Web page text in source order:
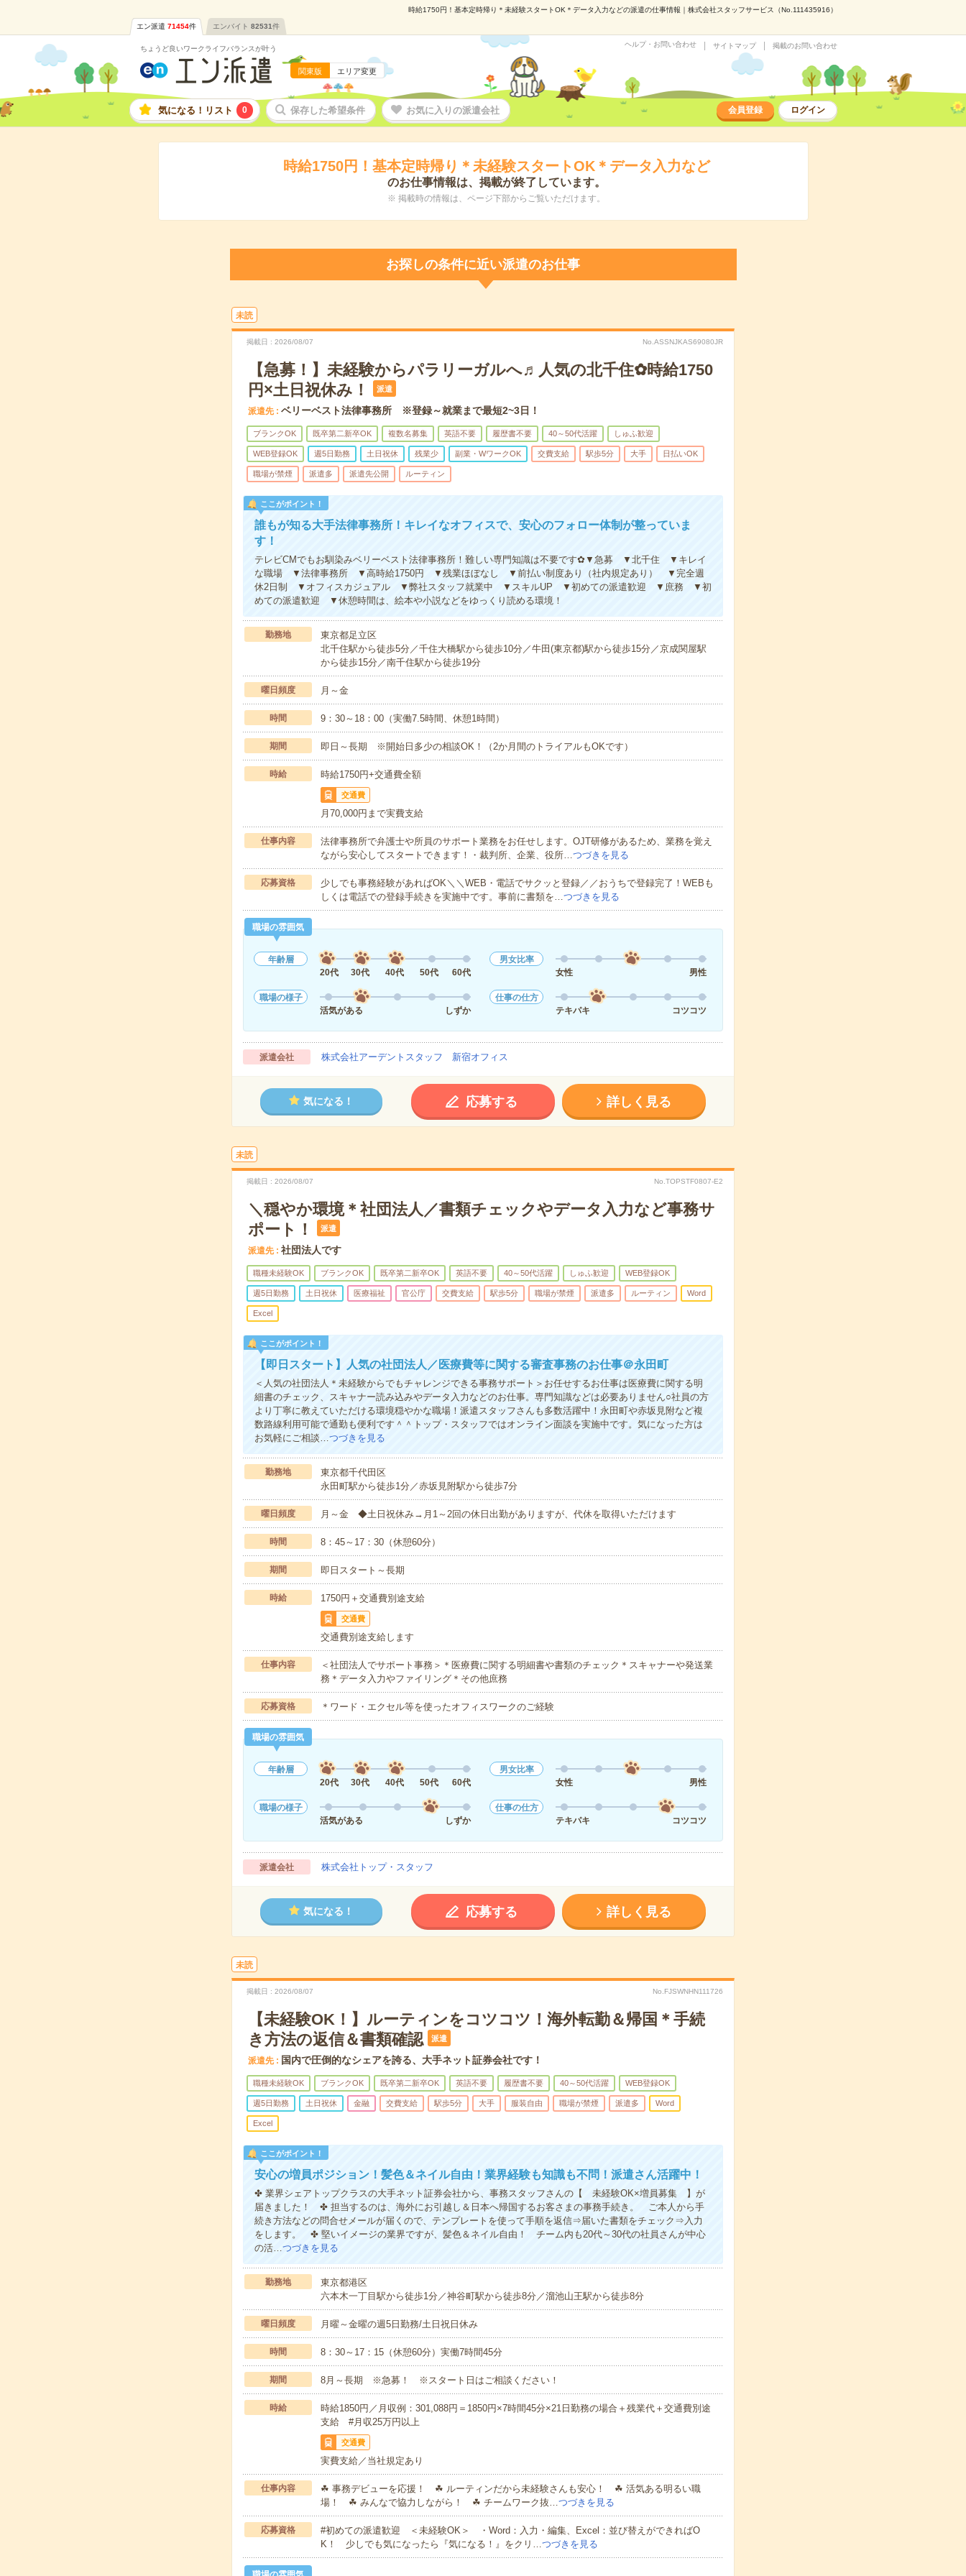
時給1750円！基本定時帰り＊未経験スタートOK＊データ入力などの派遣の仕事情報｜株式会社スタッフサービス（No.111435916）
エン派遣 71454件 エンバイト 82531件
ちょうど良いワークライフバランスが叶う
関東版 エリア変更
ヘルプ・お問い合わせ サイトマップ 掲載のお問い合わせ
気になる！リスト 0 保存した希望条件 お気に入りの派遣会社 会員登録 ログイン
時給1750円！基本定時帰り＊未経験スタートOK＊データ入力など
のお仕事情報は、掲載が終了しています。
※ 掲載時の情報は、ページ下部からご覧いただけます。
お探しの条件に近い派遣のお仕事
未読
掲載日 2026/08/07 No.ASSNJKAS69080JR
【急募！】未経験からパラリーガルへ♬人気の北千住✿時給1750
円×土日祝休み！
派遣
派遣先 ベリーベスト法律事務所 ※登録～就業まで最短2~3日！
ブランクOK 既卒第二新卒OK 複数名募集 英語不要 履歴書不要 40～50代活躍 しゅふ歓迎
WEB登録OK 週5日勤務 土日祝休 残業少 副業・WワークOK 交費支給 駅歩5分 大手 日払いOK
職場が禁煙 派遣多 派遣先公開 ルーティン
ここがポイント！
誰もが知る大手法律事務所！キレイなオフィスで、安心のフォロー体制が整っていま
す！
テレビCMでもお馴染みベリーベスト法律事務所！難しい専門知識は不要です✿▼急募 ▼北千住 ▼キレイ
な職場 ▼法律事務所 ▼高時給1750円 ▼残業ほぼなし ▼前払い制度あり（社内規定あり） ▼完全週
休2日制 ▼オフィスカジュアル ▼弊社スタッフ就業中 ▼スキルUP ▼初めての派遣歓迎 ▼庶務 ▼初
めての派遣歓迎 ▼休憩時間は、絵本や小説などをゆっくり読める環境！
勤務地
東京都足立区
北千住駅から徒歩5分／千住大橋駅から徒歩10分／牛田(東京都)駅から徒歩15分／京成関屋駅
から徒歩15分／南千住駅から徒歩19分
曜日頻度 月～金
時間 9：30～18：00（実働7.5時間、休憩1時間）
期間 即日～長期 ※開始日多少の相談OK！（2か月間のトライアルもOKです）
時給 時給1750円+交通費全額
交通費
月70,000円まで実費支給
仕事内容
法律事務所で弁護士や所員のサポート業務をお任せします。OJT研修があるため、業務を覚え
ながら安心してスタートできます！・裁判所、企業、役所…つづきを見る
応募資格
少しでも事務経験があればOK＼＼WEB・電話でサクッと登録／／おうちで登録完了！WEBも
しくは電話での登録手続きを実施中です。事前に書類を…つづきを見る
職場の雰囲気
年齢層
20代
30代 40代 50代 60代
男女比率
女性
男性
職場の様子
活気がある
しずか
仕事の仕方
テキパキ
コツコツ
派遣会社 株式会社アーデントスタッフ 新宿オフィス
気になる！ 応募する 詳しく見る
未読
掲載日 2026/08/07 No.TOPSTF0807-E2
＼穏やか環境＊社団法人／書類チェックやデータ入力など事務サ
ポート！
派遣
派遣先 社団法人です
職種未経験OK ブランクOK 既卒第二新卒OK 英語不要 40～50代活躍 しゅふ歓迎 WEB登録OK
週5日勤務 土日祝休 医療福祉 官公庁 交費支給 駅歩5分 職場が禁煙 派遣多 ルーティン Word
Excel
ここがポイント！
【即日スタート】人気の社団法人／医療費等に関する審査事務のお仕事＠永田町
＜人気の社団法人＊未経験からでもチャレンジできる事務サポート＞お任せするお仕事は医療費に関する明
細書のチェック、スキャナー読み込みやデータ入力などのお仕事。専門知識などは必要ありません○社員の方
より丁寧に教えていただける環境穏やかな職場！派遣スタッフさんも多数活躍中！永田町や赤坂見附など複
数路線利用可能で通勤も便利です＾＾トップ・スタッフではオンライン面談を実施中です。気になった方は
お気軽にご相談…つづきを見る
勤務地
東京都千代田区
永田町駅から徒歩1分／赤坂見附駅から徒歩7分
曜日頻度 月～金 ◆土日祝休み→月1～2回の休日出勤がありますが、代休を取得いただけます
時間 8：45～17：30（休憩60分）
期間 即日スタート～長期
時給 1750円＋交通費別途支給
交通費
交通費別途支給します
仕事内容
＜社団法人でサポート事務＞＊医療費に関する明細書や書類のチェック＊スキャナーや発送業
務＊データ入力やファイリング＊その他庶務
応募資格 ＊ワード・エクセル等を使ったオフィスワークのご経験
職場の雰囲気
年齢層
20代
30代 40代 50代 60代
男女比率
女性
男性
職場の様子
活気がある
しずか
仕事の仕方
テキパキ
コツコツ
派遣会社 株式会社トップ・スタッフ
気になる！ 応募する 詳しく見る
未読
掲載日 2026/08/07 No.FJSWNHN111726
【未経験OK！】ルーティンをコツコツ！海外転勤＆帰国＊手続
き方法の返信＆書類確認
派遣
派遣先 国内で圧倒的なシェアを誇る、大手ネット証券会社です！
職種未経験OK ブランクOK 既卒第二新卒OK 英語不要 履歴書不要 40～50代活躍 WEB登録OK
週5日勤務 土日祝休 金融 交費支給 駅歩5分 大手 服装自由 職場が禁煙 派遣多 Word
Excel
ここがポイント！
安心の増員ポジション！髪色＆ネイル自由！業界経験も知識も不問！派遣さん活躍中！
✤ 業界シェアトップクラスの大手ネット証券会社から、事務スタッフさんの【 未経験OK×増員募集 】が
届きました！ ✤ 担当するのは、海外にお引越し＆日本へ帰国するお客さまの事務手続き。 ご本人から手
続き方法などの問合せメールが届くので、テンプレートを使って手順を返信⇒届いた書類をチェック⇒入力
をします。 ✤ 堅いイメージの業界ですが、髪色＆ネイル自由！ チーム内も20代～30代の社員さんが中心
の活…つづきを見る
勤務地
東京都港区
六本木一丁目駅から徒歩1分／神谷町駅から徒歩8分／溜池山王駅から徒歩8分
曜日頻度 月曜～金曜の週5日勤務/土日祝日休み
時間 8：30～17：15（休憩60分）実働7時間45分
期間 8月～長期 ※急募！ ※スタート日はご相談ください！
時給
時給1850円／月収例：301,088円＝1850円×7時間45分×21日勤務の場合＋残業代＋交通費別途
支給 #月収25万円以上
交通費
実費支給／当社規定あり
仕事内容
☘ 事務デビューを応援！ ☘ ルーティンだから未経験さんも安心！ ☘ 活気ある明るい職
場！ ☘ みんなで協力しながら！ ☘ チームワーク抜…つづきを見る
応募資格
#初めての派遣歓迎 ＜未経験OK＞ ・Word：入力・編集、Excel：並び替えができればO
K！ 少しでも気になったら『気になる！』をクリ…つづきを見る